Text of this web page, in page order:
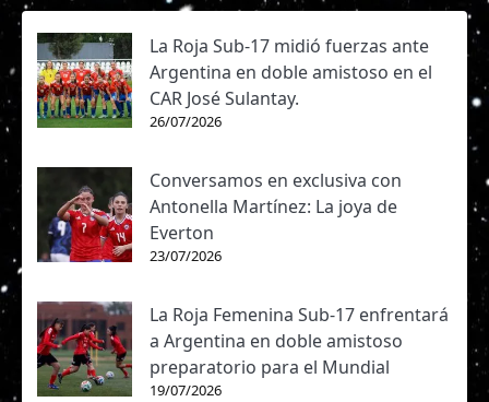
La Roja Sub-17 midió fuerzas ante
Argentina en doble amistoso en el
CAR José Sulantay.
26/07/2026
Conversamos en exclusiva con
Antonella Martínez: La joya de
Everton
23/07/2026
La Roja Femenina Sub-17 enfrentará
a Argentina en doble amistoso
preparatorio para el Mundial
19/07/2026